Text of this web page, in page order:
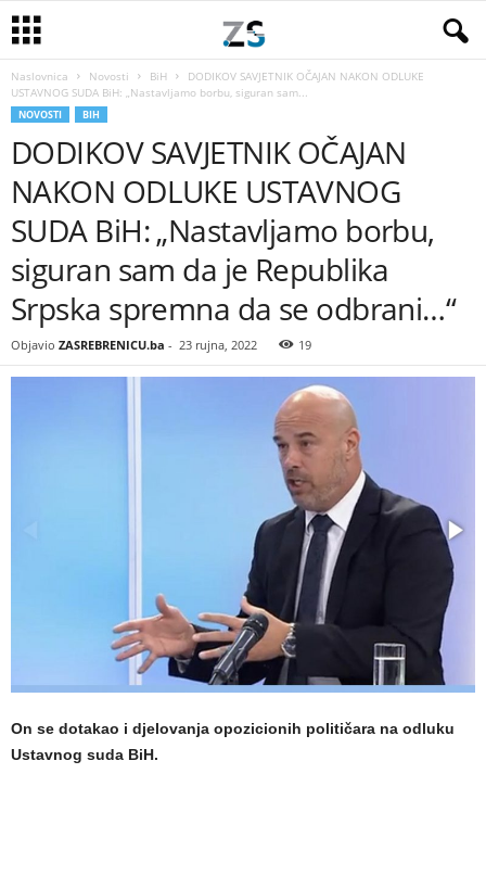
Naslovnica Novosti BiH
DODIKOV SAVJETNIK OČAJAN NAKON ODLUKE
USTAVNOG SUDA BiH: „Nastavljamo borbu, siguran sam...
NOVOSTI BIH
DODIKOV SAVJETNIK OČAJAN
NAKON ODLUKE USTAVNOG
SUDA BiH: „Nastavljamo borbu,
siguran sam da je Republika
Srpska spremna da se odbrani…“
Objavio ZASREBRENICU.ba - 23 rujna, 2022 19
On se dotakao i djelovanja opozicionih političara na odluku
Ustavnog suda BiH.